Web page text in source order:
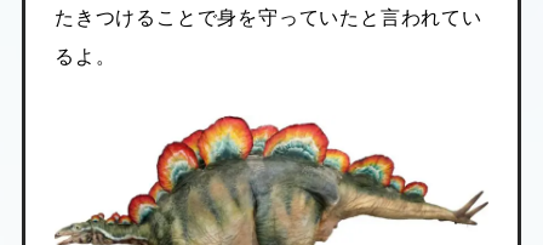
たきつけることで身を守っていたと言われてい
るよ。